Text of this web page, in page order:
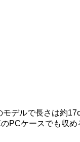
モデルで長さは約
PCケースでも収